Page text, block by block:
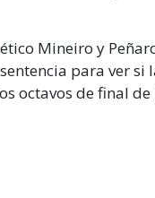
Mineiro y
para ver
octavos de final